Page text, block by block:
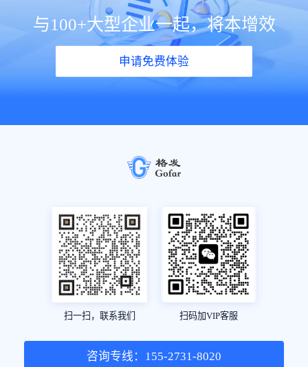
与100+大型企业一起，将本增效
申请免费体验
扫一扫，联系我们 扫码加VIP客服
咨询专线：155-2731-8020